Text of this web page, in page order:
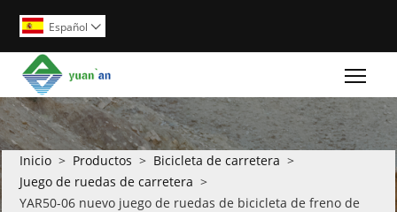
Español 
Inicio > Productos > Bicicleta de carretera >
Juego de ruedas de carretera >
YAR50-06 nuevo juego de ruedas de bicicleta de freno de